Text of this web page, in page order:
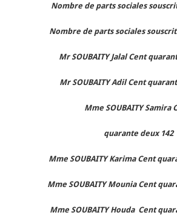
Nombre de parts sociales
Nombre de parts sociales
Mr SOUBAITY Jalal Cent
Mr SOUBAITY Adil Cent
Mme SOUBAITY Samira
quarante deux 142
Mme SOUBAITY Karima Cent
Mme SOUBAITY Mounia Cent
Mme SOUBAITY Houda Cent